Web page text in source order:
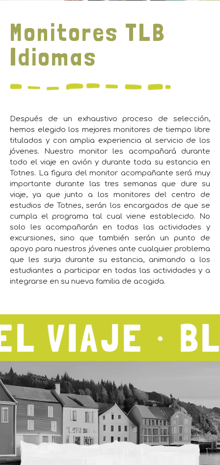
Monitores TLB
Idiomas
Después de un exhaustivo proceso de selección,
hemos elegido los mejores monitores de tiempo libre
titulados y con amplia experiencia al servicio de los
jóvenes. Nuestro monitor les acompañará durante
todo el viaje en avión y durante toda su estancia en
Totnes. La figura del monitor acompañante será muy
importante durante las tres semanas que dure su
viaje, ya que junto a los monitores del centro de
estudios de Totnes, serán los encargados de que se
cumpla el programa tal cual viene establecido. No
solo les acompañarán en todas las actividades y
excursiones, sino que también serán un punto de
apoyo para nuestros jóvenes ante cualquier problema
que les surja durante su estancia, animando a los
estudiantes a participar en todas las actividades y a
integrarse en su nueva familia de acogida.
VIAJE ∙